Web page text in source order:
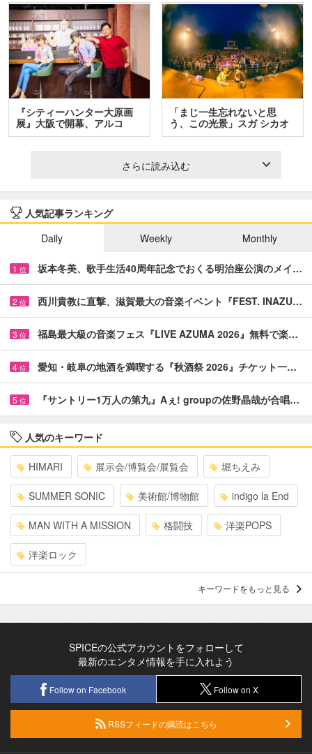
『シティーハンター大原画
展』大阪で開幕、アルコ
＆…
「まじ一生忘れないと思
う、この光景」スガ シカオ
と…
さらに読み込む
人気記事ランキング
Daily
Weekly Monthly
1 位 坂本冬美、歌手生活40周年記念でおくる明治座公演のメイ…
2 位 西川貴教に直撃、滋賀最大の音楽イベント『FEST. INAZU…
3 位 福島最大級の音楽フェス『LIVE AZUMA 2026』無料で楽…
4 位 愛知・岐阜の地酒を満喫する『秋酒祭 2026』チケット一…
5 位 『サントリー1万人の第九』Aぇ! groupの佐野晶哉が合唱…
人気のキーワード
HIMARI 展示会/博覧会/展覧会 堀ちえみ
SUMMER SONIC 美術館/博物館 indigo la End
MAN WITH A MISSION 格闘技 洋楽POPS
洋楽ロック
キーワードをもっと見る
SPICEの公式アカウントをフォローして
最新のエンタメ情報を手に入れよう
Follow on Facebook Follow on X
RSSフィードの購読はこちら